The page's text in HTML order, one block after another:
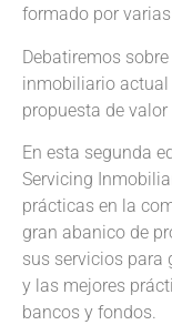
formado por varias
Debatiremos
inmobiliario actual
propuesta de valor
En esta segunda
Servicing
prácticas en la
gran abanico de
sus servicios para
y las mejores
bancos y fondos.